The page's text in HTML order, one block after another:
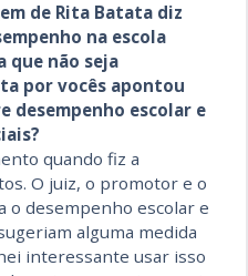
de Rita Batata diz
na escola
que não seja
por vocês apontou
desempenho escolar e
quando fiz a
O juiz, o promotor e o
o desempenho escolar e
alguma medida
interessante usar isso